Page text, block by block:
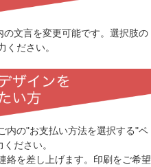
文言を変更可能です。選択肢の
ください。
内の"お支払い方法を選択する"ペ
ださい。
絡を差し上げます。印刷をご希望